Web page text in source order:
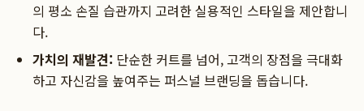
의 평소 손질 습관까지 고려한 실용적인 스타일을 제안합니
다.
가치의 재발견: 단순한 커트를 넘어, 고객의 장점을 극대화
하고 자신감을 높여주는 퍼스널 브랜딩을 돕습니다.